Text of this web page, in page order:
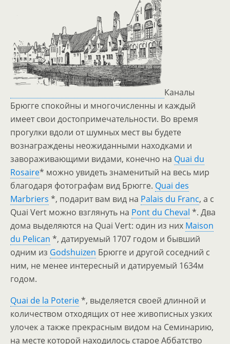
Каналы
Брюгге спокойны и многочисленны и каждый
имеет свои достопримечательности. Во время
прогулки вдоли от шумных мест вы будете
вознаграждены неожиданными находками и
завораживающими видами, конечно на Quai du
Rosaire* можно увидеть знаменитый на весь мир
благодаря фотографам вид Брюгге. Quai des
Marbriers *, подарит вам вид на Palais du Franc, а с
Quai Vert можно взглянуть на Pont du Cheval *. Два
дома выделяются на Quai Vert: один из них Maison
du Pelican *, датируемый 1707 годом и бывший
одним из Godshuizen Брюгге и другой соседний с
ним, не менее интересный и датируемый 1634м
годом.
Quai de la Poterie*, выделяется своей длинной и
количеством отходящих от нее живописных узких
улочек а также прекрасным видом на Семинарию,
на месте которой находилось старое Аббатство